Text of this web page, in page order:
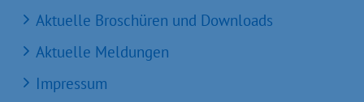
Aktuelle Broschüren und Downloads
Aktuelle Meldungen
Impressum